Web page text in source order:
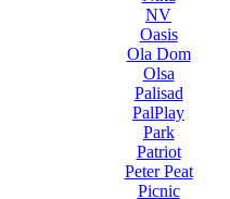
NV
Oasis
Ola Dom
Olsa
Palisad
PalPlay
Park
Patriot
Peter Peat
Picnic